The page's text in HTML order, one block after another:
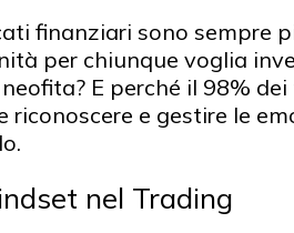
finanziari sono sempre
per chiunque voglia
E perché il 98%
riconoscere e gestire le
nel Trading